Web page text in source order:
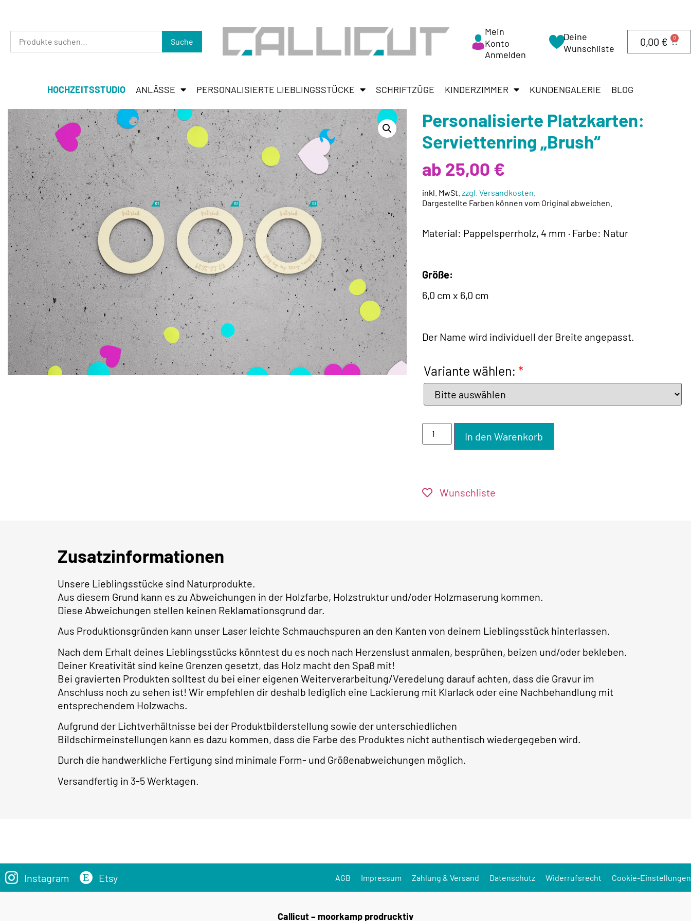
Suche
Mein
Konto
Anmelden
Deine
Wunschliste
0,00 € 0
HOCHZEITSSTUDIO ANLÄSSE PERSONALISIERTE LIEBLINGSSTÜCKE SCHRIFTZÜGE KINDERZIMMER KUNDENGALERIE BLOG
Personalisierte Platzkarten:
Serviettenring „Brush“
ab 25,00 €
inkl. MwSt.zzgl. Versandkosten
Dargestellte Farben können vom Original abweichen.
Material: Pappelsperrholz, 4 mm · Farbe: Natur
Größe:
6,0 cm x 6,0 cm
Der Name wird individuell der Breite angepasst.
Variante wählen: *
In den Warenkorb
Wunschliste
Zusatzinformationen
Unsere Lieblingsstücke sind Naturprodukte.
Aus diesem Grund kann es zu Abweichungen in der Holzfarbe, Holzstruktur und/oder Holzmaserung kommen.
Diese Abweichungen stellen keinen Reklamationsgrund dar.
Aus Produktionsgründen kann unser Laser leichte Schmauchspuren an den Kanten von deinem Lieblingsstück hinterlassen.
Nach dem Erhalt deines Lieblingsstücks könntest du es noch nach Herzenslust anmalen, besprühen, beizen und/oder bekleben.
Deiner Kreativität sind keine Grenzen gesetzt, das Holz macht den Spaß mit!
Bei gravierten Produkten solltest du bei einer eigenen Weiterverarbeitung/Veredelung darauf achten, dass die Gravur im
Anschluss noch zu sehen ist! Wir empfehlen dir deshalb lediglich eine Lackierung mit Klarlack oder eine Nachbehandlung mit
entsprechendem Holzwachs.
Aufgrund der Lichtverhältnisse bei der Produktbilderstellung sowie der unterschiedlichen
Bildschirmeinstellungen kann es dazu kommen, dass die Farbe des Produktes nicht authentisch wiedergegeben wird.
Durch die handwerkliche Fertigung sind minimale Form- und Größenabweichungen möglich.
Versandfertig in 3-5 Werktagen.
Instagram Etsy AGB Impressum Zahlung & Versand Datenschutz Widerrufsrecht Cookie-Einstellungen
Callicut – moorkamp prodrucktiv